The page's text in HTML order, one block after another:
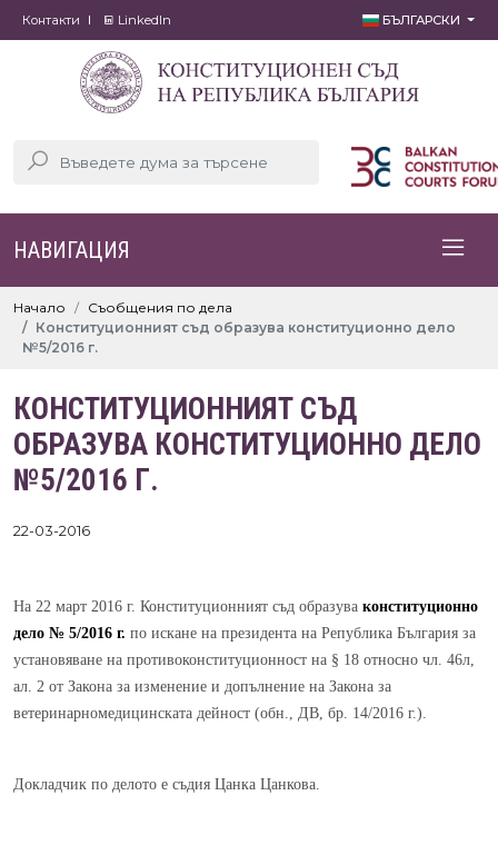
Контакти LinkedIn БЪЛГАРСКИ
НАВИГАЦИЯ
Начало
Съобщения по дела
Конституционният съд образува конституционно дело
№5/2016 г.
КОНСТИТУЦИОННИЯТ СЪД
ОБРАЗУВА КОНСТИТУЦИОННО ДЕЛО
№5/2016 Г.
22-03-2016
На 22 март 2016 г. Конституционният съд образува конституционно
дело № 5/2016 г. по искане на президента на Република България за
установяване на противоконституционност на § 18 относно чл. 46л,
ал. 2 от Закона за изменение и допълнение на Закона за
ветеринарномедицинската дейност (обн., ДВ, бр. 14/2016 г.).
Докладчик по делото е съдия Цанка Цанкова.